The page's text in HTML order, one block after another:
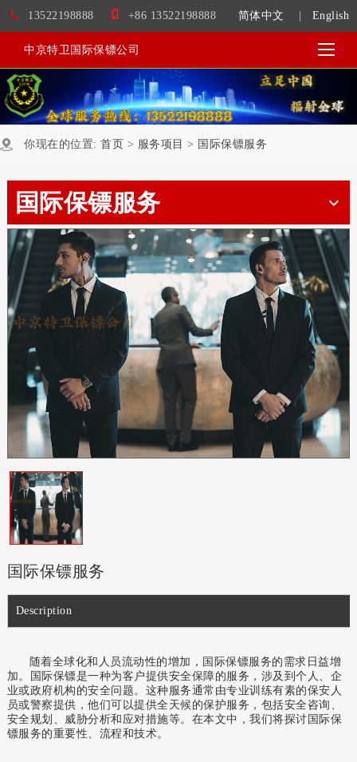
简体中文 English
13522198888 +86 13522198888
中京特卫国际保镖公司
你现在的位置: 首页 > 服务项目 > 国际保镖服务
国际保镖服务
国际保镖服务
Description
随着全球化和人员流动性的增加，国际保镖服务的需求日益增
加。国际保镖是一种为客户提供安全保障的服务，涉及到个人、企
业或政府机构的安全问题。这种服务通常由专业训练有素的保安人
员或警察提供，他们可以提供全天候的保护服务，包括安全咨询、
安全规划、威胁分析和应对措施等。在本文中，我们将探讨国际保
镖服务的重要性、流程和技术。